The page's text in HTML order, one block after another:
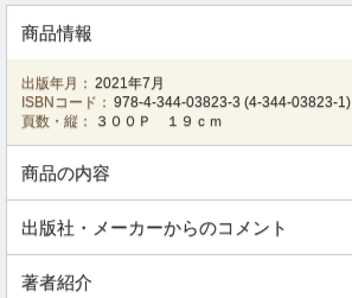
商品情報
出版年月： 2021年7月
ISBNコード： 978-4-344-03823-3 (4-344-03823-1)
頁数・縦：
３００Ｐ １９ｃｍ
商品の内容
出版社・メーカーからのコメント
著者紹介